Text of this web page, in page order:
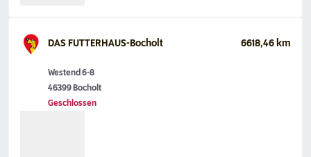
DAS FUTTERHAUS-Bocholt 6618,46 km
Westend 6-8
46399 Bocholt
Geschlossen